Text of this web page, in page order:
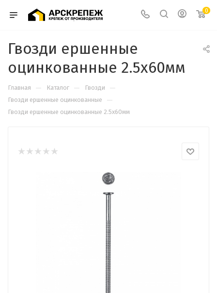
0
Гвозди ершенные
оцинкованные 2.5х60мм
Главная — Каталог — Гвозди —
Гвозди ершенные оцинкованные —
Гвозди ершенные оцинкованные 2.5х60мм